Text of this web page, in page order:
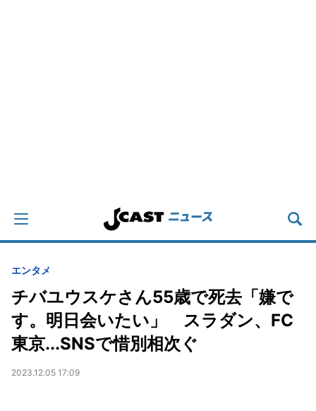
エンタメ
チバユウスケさん55歳で死去「嫌で
す。明日会いたい」 スラダン、FC
東京...SNSで惜別相次ぐ
2023.12.05 17:09